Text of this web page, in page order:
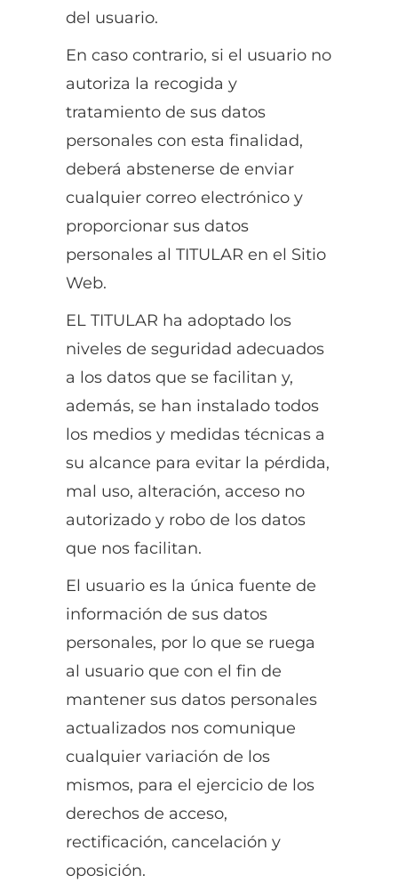
del usuario.
En caso contrario, si el usuario no
autoriza la recogida y
tratamiento de sus datos
personales con esta finalidad,
deberá abstenerse de enviar
cualquier correo electrónico y
proporcionar sus datos
personales al TITULAR en el Sitio
Web.
EL TITULAR ha adoptado los
niveles de seguridad adecuados
a los datos que se facilitan y,
además, se han instalado todos
los medios y medidas técnicas a
su alcance para evitar la pérdida,
mal uso, alteración, acceso no
autorizado y robo de los datos
que nos facilitan.
El usuario es la única fuente de
información de sus datos
personales, por lo que se ruega
al usuario que con el fin de
mantener sus datos personales
actualizados nos comunique
cualquier variación de los
mismos, para el ejercicio de los
derechos de acceso,
rectificación, cancelación y
oposición.